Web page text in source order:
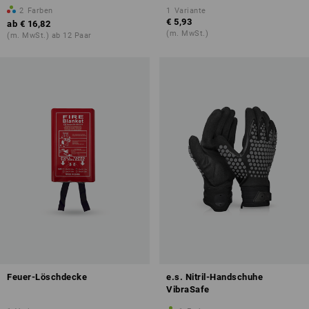
2 Farben
ab € 16,82
(m. MwSt.) ab 12 Paar
1 Variante
€ 5,93
(m. MwSt.)
Feuer-Löschdecke
e.s. Nitril-Handschuhe
VibraSafe